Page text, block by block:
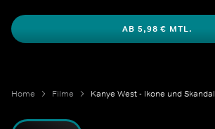
AB 5,98 € MTL.
Home Filme Kanye West - Ikone und Skandal